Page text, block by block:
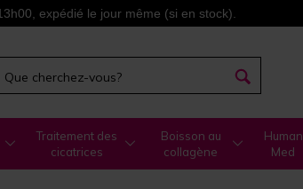
expédié le jour même (si en stock).
Traitement des
cicatrices
Boisson au
collagène
Human
Med